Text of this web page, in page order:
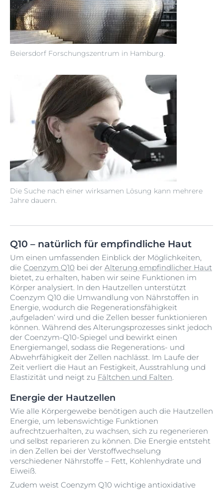
Beiersdorf Forschungszentrum in Hamburg.
Die Suche nach einer wirksamen Lösung kann mehrere
Jahre dauern.
Q10 – natürlich für empfindliche Haut
Um einen umfassenden Einblick der Möglichkeiten,
die Coenzym Q10 bei der Alterung empfindlicher Haut
bietet, zu erhalten, haben wir seine Funktionen im
Körper analysiert. In den Hautzellen unterstützt
Coenzym Q10 die Umwandlung von Nährstoffen in
Energie, wodurch die Regenerationsfähigkeit
‚aufgeladen‘ wird und die Zellen besser funktionieren
können. Während des Alterungsprozesses sinkt jedoch
der Coenzym-Q10-Spiegel und bewirkt einen
Energiemangel, sodass die Regenerations- und
Abwehrfähigkeit der Zellen nachlässt. Im Laufe der
Zeit verliert die Haut an Festigkeit, Ausstrahlung und
Elastizität und neigt zu Fältchen und Falten.
Energie der Hautzellen
Wie alle Körpergewebe benötigen auch die Hautzellen
Energie, um lebenswichtige Funktionen
aufrechtzuerhalten, zu wachsen, sich zu regenerieren
und selbst reparieren zu können. Die Energie entsteht
in den Zellen bei der Verstoffwechselung
verschiedener Nährstoffe – Fett, Kohlenhydrate und
Eiweiß.
Zudem weist Coenzym Q10 wichtige antioxidative